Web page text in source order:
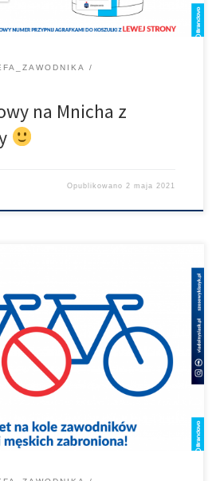
na Mnicha z
Opublikowano 2 maja 2021
„na kole” mężczyzn w tym